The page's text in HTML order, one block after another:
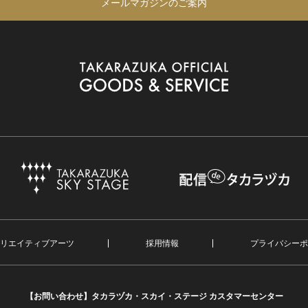
メールマガジンのご案内
エイティブアーツ 採用情報 プライバシー
【お問い合わせ】 タカラヅカ・スカイ・ステージ カスタマーセンター